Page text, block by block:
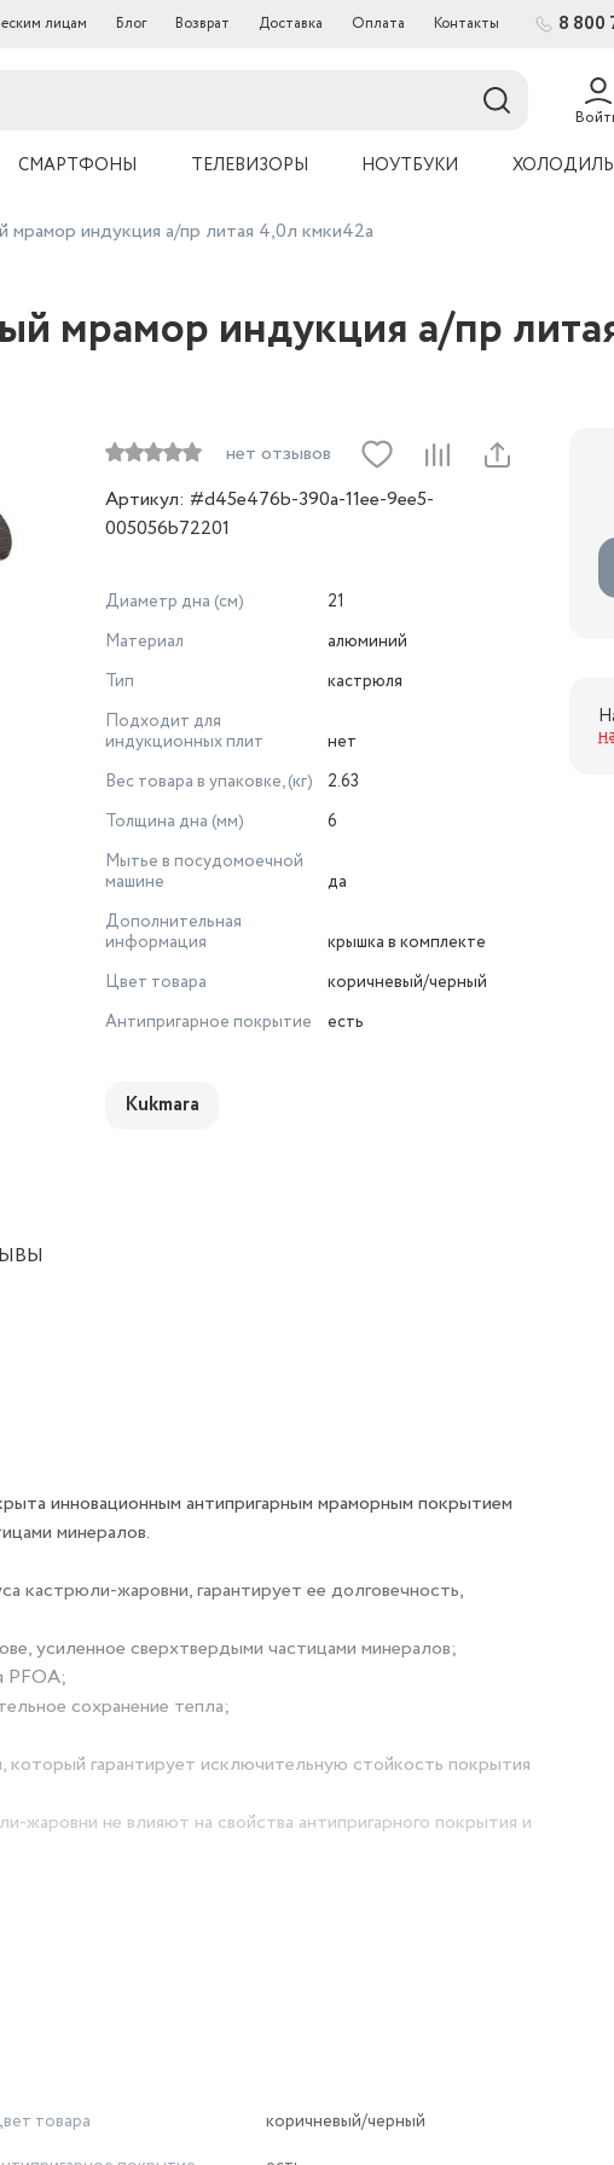
лицам Блог Возврат Доставка Оплата Контакты 8 800
СМАРТФОНЫ ТЕЛЕВИЗОРЫ НОУТБУКИ
индукция а/пр литая 4,0л кмки42а
мрамор индукция а/пр
нет отзывов
Артикул: #d45e476b-390a-11ee-9ee5-
005056b72201
Диаметр дна (см)
21
Материал
алюминий
Тип
кастрюля
Подходит для
индукционных плит
нет
Вес товара в упаковке, (кг)
2.63
Толщина дна (мм)
6
Мытье в посудомоечной
машине
да
Дополнительная
информация
крышка в комплекте
Цвет товара
коричневый/черный
Антипригарное покрытие
есть
Kukmara
инновационным антипригарным мраморным покрытием
минералов.
кастрюли-жаровни, гарантирует ее долговечность,
усиленное сверхтвердыми частицами минералов;
PFOA;
сохранение тепла;
который гарантирует исключительную стойкость покрытия
жаровни не влияют на свойства антипригарного покрытия и
масла, как на раскаленных камнях;
товара
коричневый/черный